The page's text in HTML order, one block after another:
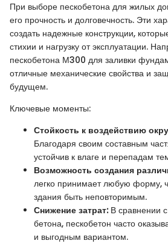
При выборе пескобетона для жилых
его прочность и долговечность. Эти
создать надежные конструкции,
стихии и нагрузку от эксплуатации.
пескобетона М300 для заливки
отличные механические свойства и
будущем.
Ключевые моменты:
Стойкость к воздействию
Благодаря своим составным
устойчив к влаге и перепадам
Возможность создания
легко принимает любую форму,
здания быть неповторимым.
Снижение затрат:В сравнении
бетона, пескобетон часто
и выгодным вариантом.